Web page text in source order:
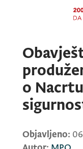
o
Objavljeno: